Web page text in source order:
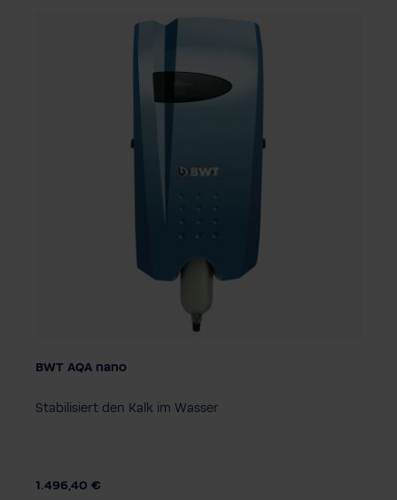
BWT AQA nano
Stabilisiert den Kalk im Wasser
1.496,40 €